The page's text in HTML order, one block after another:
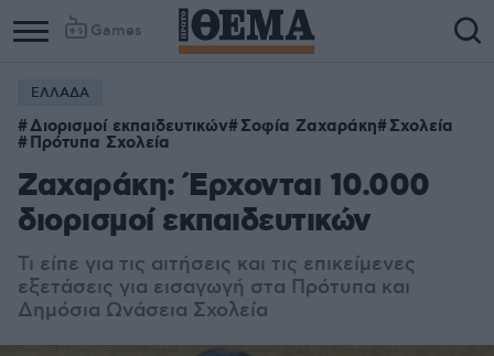
Games
ΕΛΛΑΔΑ
Διορισμοί εκπαιδευτικών Σοφία Ζαχαράκη Σχολεία
Πρότυπα Σχολεία
Ζαχαράκη: Έρχονται 10.000
διορισμοί εκπαιδευτικών
Τι είπε για τις αιτήσεις και τις επικείμενες
εξετάσεις για εισαγωγή στα Πρότυπα και
Δημόσια Ωνάσεια Σχολεία